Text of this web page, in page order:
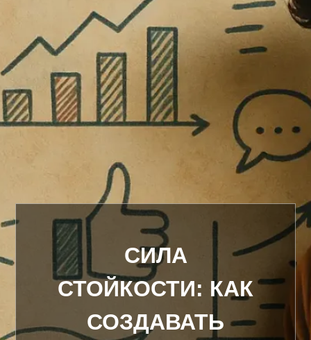
СИЛА
СТОЙКОСТИ: КАК
СОЗДАВАТЬ